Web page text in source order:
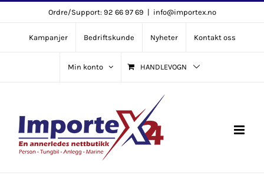
content
Ordre/Support: 92 66 97 69 | info@importex.no
Kampanjer Bedriftskunde Nyheter Kontakt oss
Min konto HANDLEVOGN